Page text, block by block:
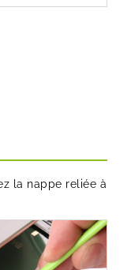
la nappe reliée à